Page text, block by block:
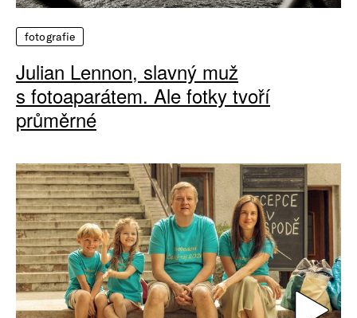
fotografie
Julian Lennon, slavný muž
s fotoaparátem. Ale fotky tvoří
průměrné